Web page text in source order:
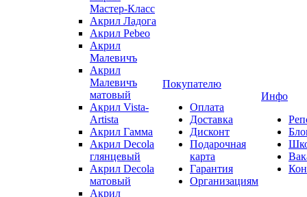
Мастер-Класс
Акрил Ладога
Акрил Pebeo
Акрил
Малевичъ
Акрил
Малевичъ
матовый
Акрил Vista-
Artista
Акрил Гамма
Акрил Decola
глянцевый
Акрил Decola
матовый
Акрил
Покупателю
Оплата
Доставка
Дисконт
Подарочная
карта
Гарантия
Организациям
Инфо